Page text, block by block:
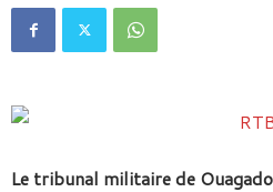
Le tribunal militaire de